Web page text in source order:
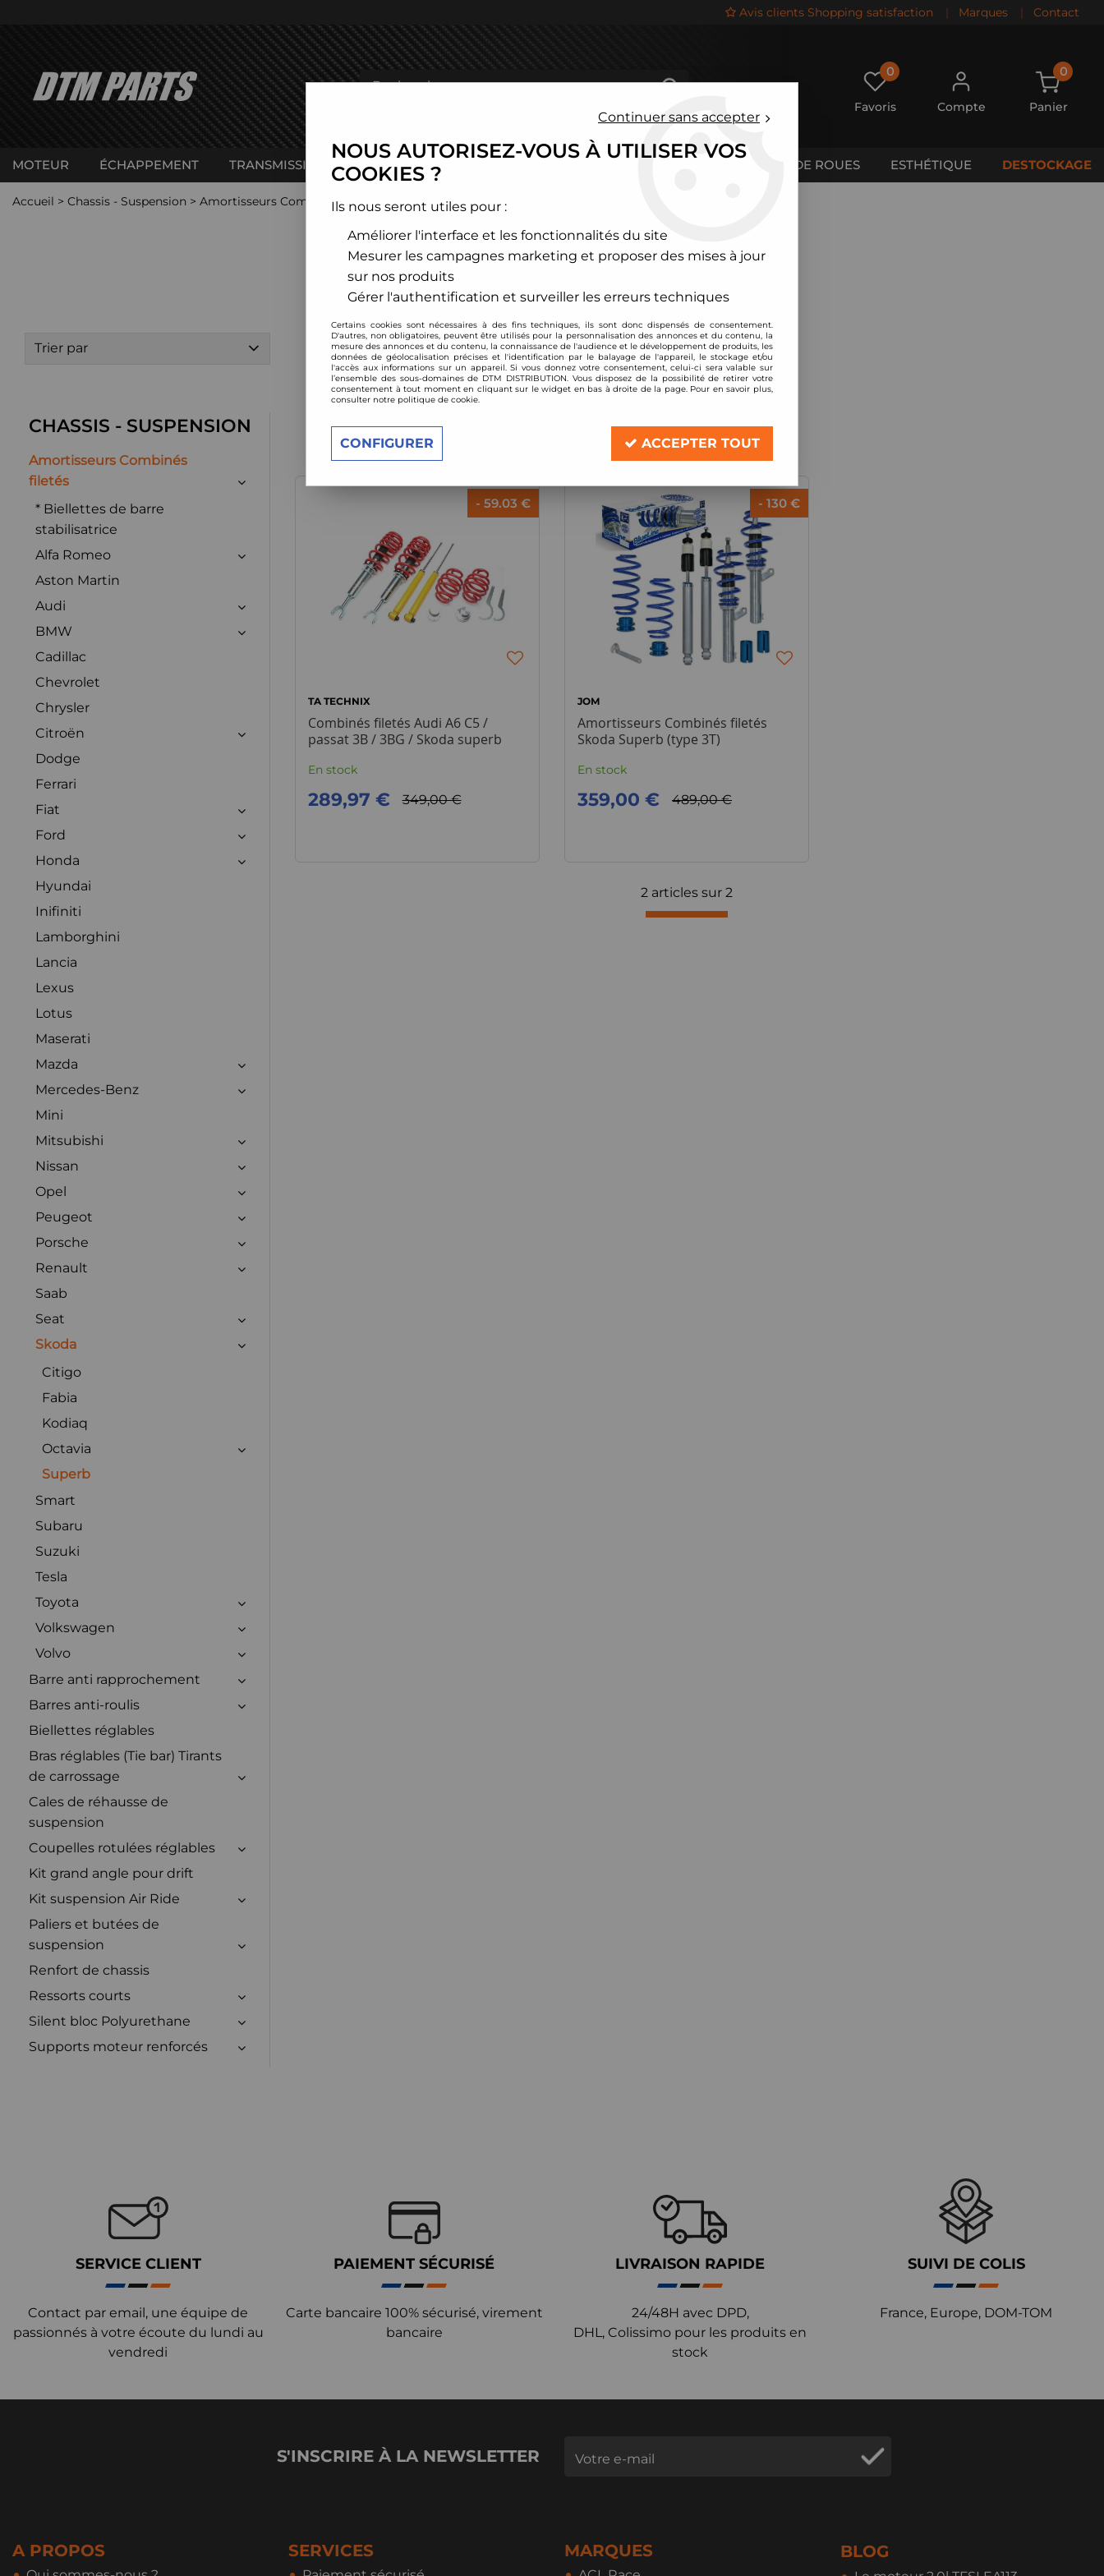
Avis clients Shopping satisfaction | Marques | Contact
0
Favoris Compte
0
Panier
MOTEUR ÉCHAPPEMENT TRANSMISSION CHÂSSIS CALES DE ROUES ESTHÉTIQUE DESTOCKAGE
Accueil > Chassis - Suspension > Amortisseurs Combinés filetés >Skoda >Superb
SUPERB
Trier par
CHASSIS - SUSPENSION
Amortisseurs Combinés
filetés
* Biellettes de barre
stabilisatrice
Alfa Romeo
Aston Martin
Audi
BMW
Cadillac
Chevrolet
Chrysler
Citroën
Dodge
Ferrari
Fiat
Ford
Honda
Hyundai
Inifiniti
Lamborghini
Lancia
Lexus
Lotus
Maserati
Mazda
Mercedes-Benz
Mini
Mitsubishi
Nissan
Opel
Peugeot
Porsche
Renault
Saab
Seat
Skoda
Citigo
Fabia
Kodiaq
Octavia
Superb
Smart
Subaru
Suzuki
Tesla
Toyota
Volkswagen
Volvo
Barre anti rapprochement
Barres anti-roulis
Biellettes réglables
Bras réglables (Tie bar) Tirants
de carrossage
Cales de réhausse de
suspension
Coupelles rotulées réglables
Kit grand angle pour drift
Kit suspension Air Ride
Paliers et butées de
suspension
Renfort de chassis
Ressorts courts
Silent bloc Polyurethane
Supports moteur renforcés
2 articles sur 2
- 59.03 €
TA TECHNIX
Combinés filetés Audi A6 C5 /
passat 3B / 3BG / Skoda superb
En stock
349,00 €
289,97 €
- 130 €
JOM
Amortisseurs Combinés filetés
Skoda Superb (type 3T)
En stock
489,00 €
359,00 €
2 articles sur 2
SERVICE CLIENT
Contact par email, une équipe de
passionnés à votre écoute du lundi au
vendredi
PAIEMENT SÉCURISÉ
Carte bancaire 100% sécurisé, virement
bancaire
LIVRAISON RAPIDE
24/48H avec DPD,
DHL, Colissimo pour les produits en
stock
SUIVI DE COLIS
France, Europe, DOM-TOM
S'INSCRIRE À LA NEWSLETTER
A PROPOS SERVICES MARQUES BLOG
Continuer sans accepter
NOUS AUTORISEZ-VOUS À UTILISER VOS
COOKIES ?
Ils nous seront utiles pour :
Améliorer l'interface et les fonctionnalités du site
Mesurer les campagnes marketing et proposer des mises à jour
sur nos produits
Gérer l'authentification et surveiller les erreurs techniques
Certains cookies sont nécessaires à des fins techniques, ils sont donc dispensés de consentement.
D'autres, non obligatoires, peuvent être utilisés pour la personnalisation des annonces et du contenu, la
mesure des annonces et du contenu, la connaissance de l'audience et le développement de produits, les
données de géolocalisation précises et l'identification par le balayage de l'appareil, le stockage et/ou
l'accès aux informations sur un appareil. Si vous donnez votre consentement, celui-ci sera valable sur
l’ensemble des sous-domaines de DTM DISTRIBUTION. Vous disposez de la possibilité de retirer votre
consentement à tout moment en cliquant sur le widget en bas à droite de la page. Pour en savoir plus,
consulter notre politique de cookie.
CONFIGURER ACCEPTER TOUT